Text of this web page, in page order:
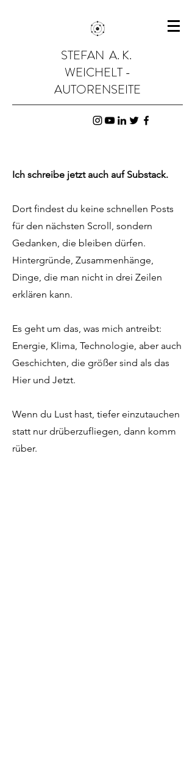
STEFAN A. K.
WEICHELT -
AUTORENSEITE
Ich schreibe jetzt auch auf Substack.
Dort findest du keine schnellen Posts
für den nächsten Scroll, sondern
Gedanken, die bleiben dürfen.
Hintergründe, Zusammenhänge,
Dinge, die man nicht in drei Zeilen
erklären kann.
Es geht um das, was mich antreibt:
Energie, Klima, Technologie, aber auch
Geschichten, die größer sind als das
Hier und Jetzt.
Wenn du Lust hast, tiefer einzutauchen
statt nur drüberzufliegen, dann komm
rüber.